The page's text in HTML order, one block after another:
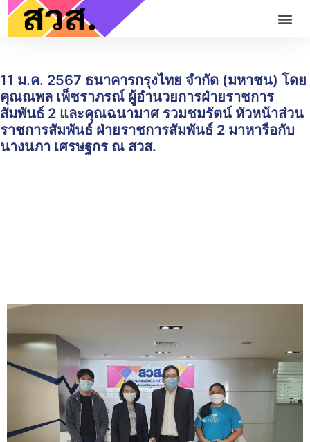
11 ม.ค. 2567 ธนาคารกรุงไทย จำกัด (มหาชน) โดย
คุณณพล เพ็ชราภรณ์ ผู้อำนวยการฝ่ายราชการ
สัมพันธ์ 2 และคุณฉนามาศ รวมชมรัตน์ หัวหน้าส่วน
ราชการสัมพันธ์ ฝ่ายราชการสัมพันธ์ 2 มาหารือกับ
นางนภา เศรษฐกร ณ สวส.